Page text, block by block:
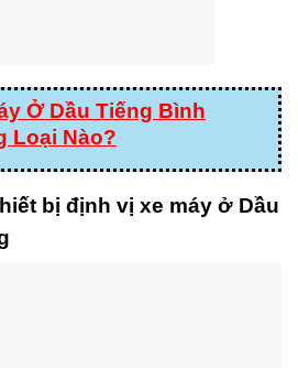
Ở Dầu Tiếng Bình
Loại Nào?
bị định vị xe máy ở Dầu